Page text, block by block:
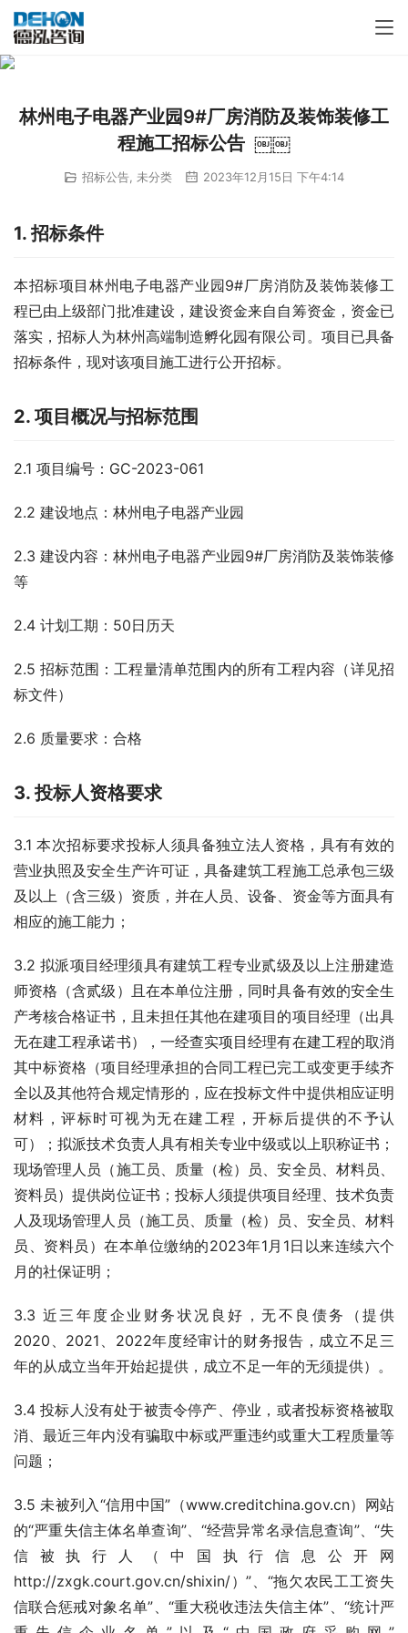
林州电子电器产业园9#厂房消防及装饰装修工
程施工招标公告 ￼￼
招标公告 未分类 2023年12月15日 下午4:14
1. 招标条件
本招标项目林州电子电器产业园9#厂房消防及装饰装修工
程已由上级部门批准建设，建设资金来自自筹资金，资金已
落实，招标人为林州高端制造孵化园有限公司。项目已具备
招标条件，现对该项目施工进行公开招标。
2. 项目概况与招标范围
2.1 项目编号：GC-2023-061
2.2 建设地点：林州电子电器产业园
2.3 建设内容：林州电子电器产业园9#厂房消防及装饰装修
等
2.4 计划工期：50日历天
2.5 招标范围：工程量清单范围内的所有工程内容（详见招
标文件）
2.6 质量要求：合格
3. 投标人资格要求
3.1 本次招标要求投标人须具备独立法人资格，具有有效的
营业执照及安全生产许可证，具备建筑工程施工总承包三级
及以上（含三级）资质，并在人员、设备、资金等方面具有
相应的施工能力；
3.2 拟派项目经理须具有建筑工程专业贰级及以上注册建造
师资格（含贰级）且在本单位注册，同时具备有效的安全生
产考核合格证书，且未担任其他在建项目的项目经理（出具
无在建工程承诺书），一经查实项目经理有在建工程的取消
其中标资格（项目经理承担的合同工程已完工或变更手续齐
全以及其他符合规定情形的，应在投标文件中提供相应证明
材料，评标时可视为无在建工程，开标后提供的不予认
可）；拟派技术负责人具有相关专业中级或以上职称证书；
现场管理人员（施工员、质量（检）员、安全员、材料员、
资料员）提供岗位证书；投标人须提供项目经理、技术负责
人及现场管理人员（施工员、质量（检）员、安全员、材料
员、资料员）在本单位缴纳的2023年1月1日以来连续六个
月的社保证明；
3.3 近三年度企业财务状况良好，无不良债务（提供
2020、2021、2022年度经审计的财务报告，成立不足三
年的从成立当年开始起提供，成立不足一年的无须提供）。
3.4 投标人没有处于被责令停产、停业，或者投标资格被取
消、最近三年内没有骗取中标或严重违约或重大工程质量等
问题；
3.5 未被列入“信用中国”（www.creditchina.gov.cn）网站
的“严重失信主体名单查询”、“经营异常名录信息查询”、“失
信被执行人（中国执行信息公开网
http://zxgk.court.gov.cn/shixin/）”、“拖欠农民工工资失
信联合惩戒对象名单”、“重大税收违法失信主体”、“统计严